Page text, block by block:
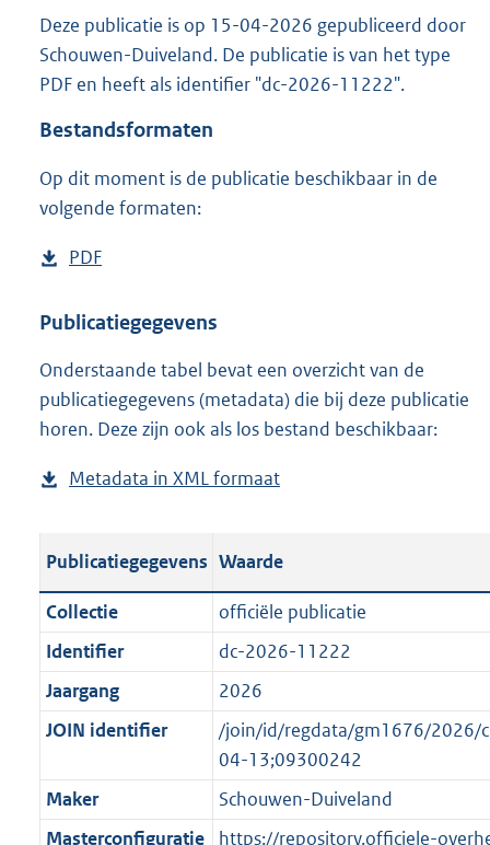
s
g
r
o
e
n
Deze publicatie is op 15-04-2026 gepubliceerd door
Schouwen-Duiveland. De publicatie is van het type
PDF en heeft als identifier "dc-2026-11222".
Bestandsformaten
Op dit moment is de publicatie beschikbaar in de
volgende formaten:
D
w
l
o
a
p
b
i
c
a
t
i
i
n
PDF
s
a
n
d
g
o
t
t
e
:
o
b
e
Publicatiegegevens
Onderstaande tabel bevat een overzicht van de
publicatiegegevens (metadata) die bij deze publicatie
horen. Deze zijn ook als los bestand beschikbaar:
Metadata in XML formaat
t
a
n
d
g
r
o
o
t
Publicatiegegevens Waarde
Collectie
officiële publicatie
Identifier
dc-2026-11222
Jaargang
2026
JOIN identifier
/join/id/regdata/gm1676/2026/
04-13;09300242
Maker
Schouwen-Duiveland
Masterconfiguratie
https://repository.officiele-